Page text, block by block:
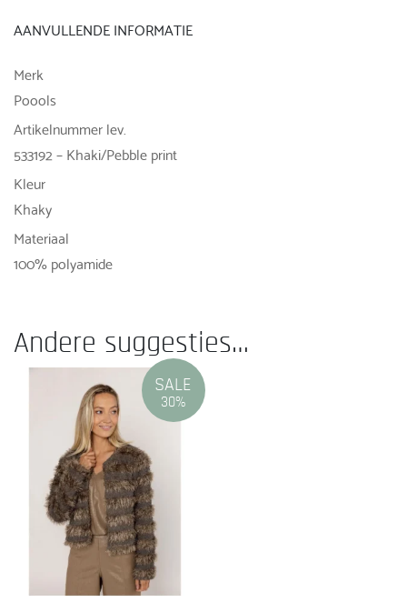
AANVULLENDE INFORMATIE
Merk
Poools
Artikelnummer lev.
533192 – Khaki/Pebble print
Kleur
Khaky
Materiaal
100% polyamide
Andere suggesties…
SALE
30%